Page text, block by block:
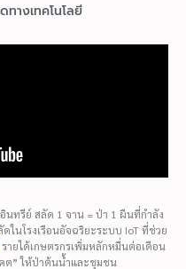
ทางเทคโนโลยี
นทรีย์ สลัด 1 จาน = ป่า 1 ผืนที่กำลัง
ในโรงเรือนอัจฉริยะระบบ IoT ที่ช่วย
รายได้เกษตรกรเพิ่มหลักหมื่นต่อเดือน
ต” ให้ป่าต้นน้ำและชุมชน